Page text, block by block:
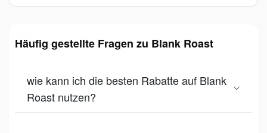
Häufig gestellte Fragen zu Blank Roast
wie kann ich die besten Rabatte auf Blank
Roast nutzen?